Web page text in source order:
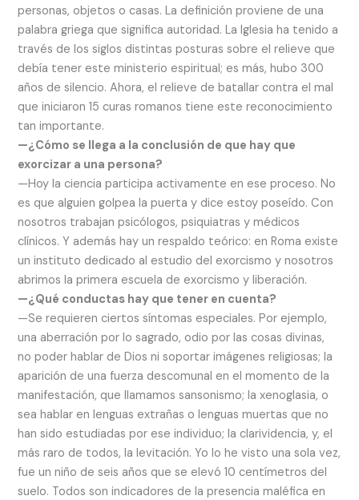
personas, objetos o casas. La definición proviene de una
palabra griega que significa autoridad. La Iglesia ha tenido a
través de los siglos distintas posturas sobre el relieve que
debía tener este ministerio espiritual; es más, hubo 300
años de silencio. Ahora, el relieve de batallar contra el mal
que iniciaron 15 curas romanos tiene este reconocimiento
tan importante.
—¿Cómo se llega a la conclusión de que hay que
exorcizar a una persona?
—Hoy la ciencia participa activamente en ese proceso. No
es que alguien golpea la puerta y dice estoy poseído. Con
nosotros trabajan psicólogos, psiquiatras y médicos
clínicos. Y además hay un respaldo teórico: en Roma existe
un instituto dedicado al estudio del exorcismo y nosotros
abrimos la primera escuela de exorcismo y liberación.
—¿Qué conductas hay que tener en cuenta?
—Se requieren ciertos síntomas especiales. Por ejemplo,
una aberración por lo sagrado, odio por las cosas divinas,
no poder hablar de Dios ni soportar imágenes religiosas; la
aparición de una fuerza descomunal en el momento de la
manifestación, que llamamos sansonismo; la xenoglasia, o
sea hablar en lenguas extrañas o lenguas muertas que no
han sido estudiadas por ese individuo; la clarividencia, y, el
más raro de todos, la levitación. Yo lo he visto una sola vez,
fue un niño de seis años que se elevó 10 centímetros del
suelo. Todos son indicadores de la presencia maléfica en